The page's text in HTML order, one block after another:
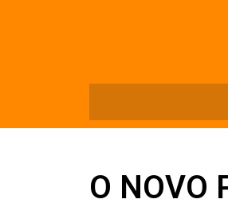
O NOVO